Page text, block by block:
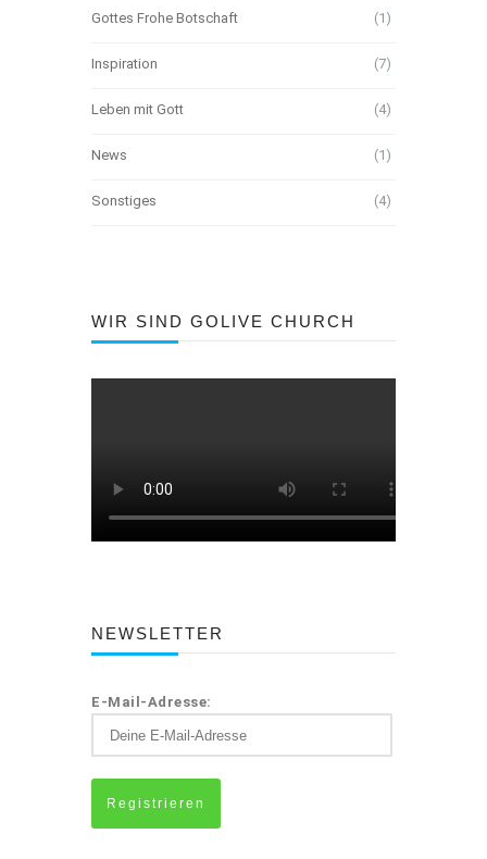
Gottes Frohe Botschaft (1)
Inspiration (7)
Leben mit Gott (4)
News (1)
Sonstiges (4)
WIR SIND GOLIVE CHURCH
NEWSLETTER
E-Mail-Adresse: